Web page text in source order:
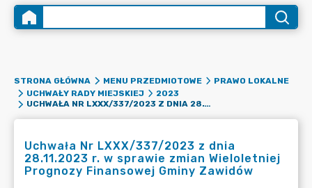
STRONA GŁÓWNA MENU PRZEDMIOTOWE
PRAWO LOKALNE
UCHWAŁY RADY MIEJSKIEJ
2023
UCHWAŁA NR LXXX/337/2023 Z DNIA 28.11.2023 R. W SPRAWIE ZMIAN WIELOLETNIEJ PROGNOZY FINANSOWEJ GMINY ZAWIDÓW
Uchwała Nr LXXX/337/2023 z dnia
28.11.2023 r. w sprawie zmian Wieloletniej
Prognozy Finansowej Gminy Zawidów